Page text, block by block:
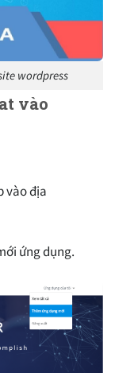
wordpress
vào
vào địa
ứng dụng.